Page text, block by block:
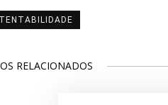
RELACIONADOS